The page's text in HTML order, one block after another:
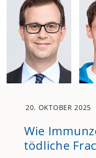
20. OKTOBER 2025
Wie
tödliche